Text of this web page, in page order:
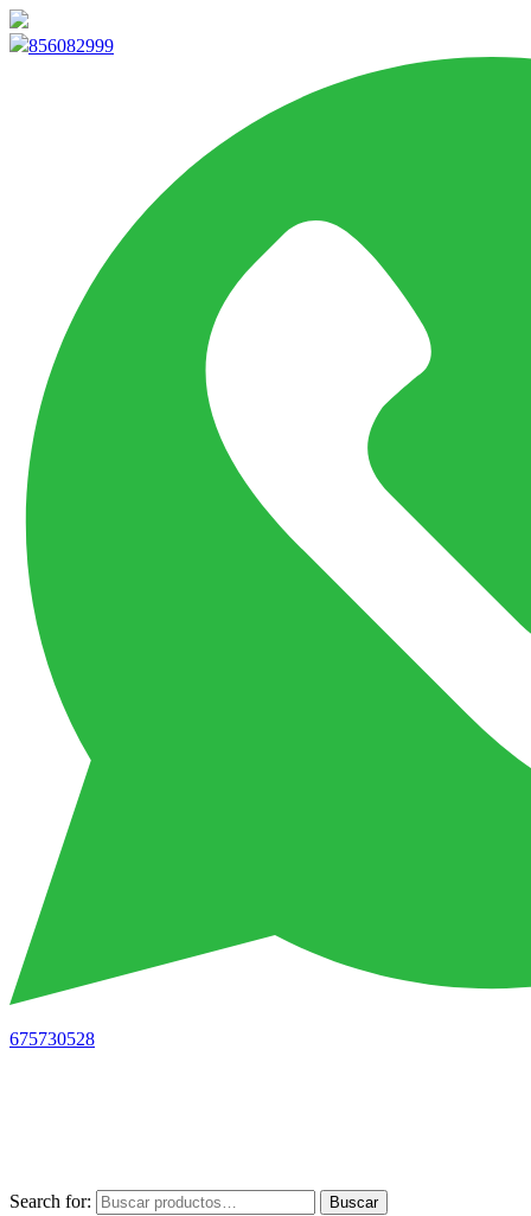
856082999
675730528
Search for: Buscar